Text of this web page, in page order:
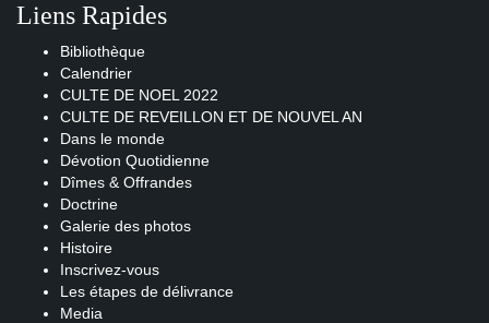
Liens Rapides
Bibliothèque
Calendrier
CULTE DE NOEL 2022
CULTE DE REVEILLON ET DE NOUVEL AN
Dans le monde
Dévotion Quotidienne
Dîmes & Offrandes
Doctrine
Galerie des photos
Histoire
Inscrivez-vous
Les étapes de délivrance
Media